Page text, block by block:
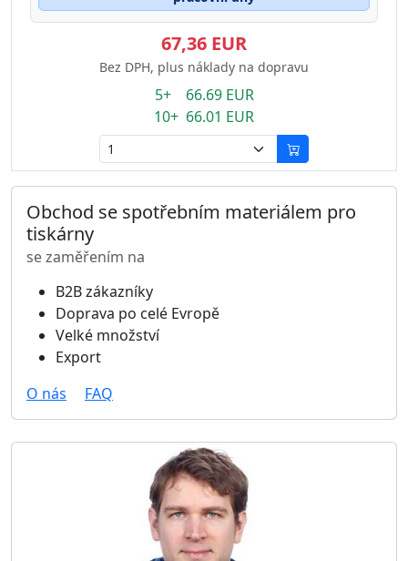
67,36 EUR
Bez DPH, plus náklady na dopravu
5+ 66.69 EUR
10+ 66.01 EUR
Obchod se spotřebním materiálem pro
tiskárny
se zaměřením na
B2B zákazníky
Doprava po celé Evropě
Velké množství
Export
O nás
FAQ